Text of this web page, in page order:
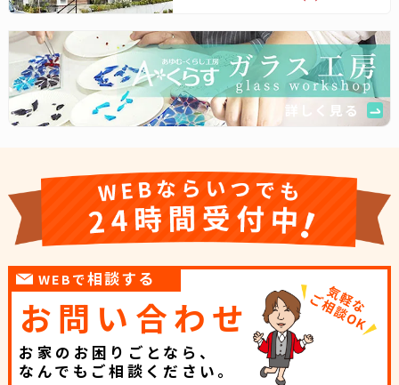
詳しく見る
WEBで相談する
お家のお困りごとなら、
なんでもご相談ください。
お問い合わせ